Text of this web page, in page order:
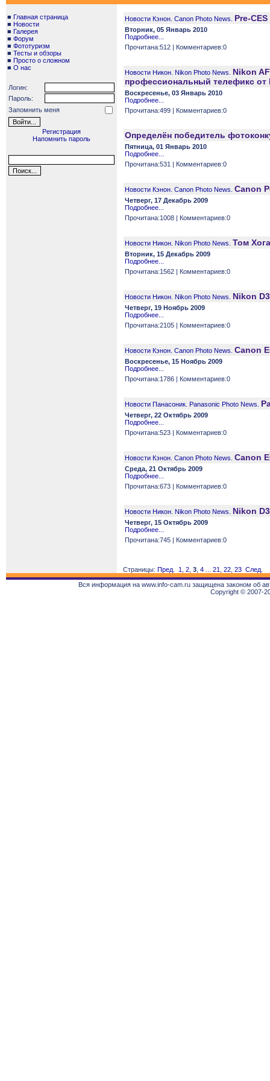
■ Главная страница
■ Новости
■ Галерея
■ Форум
■ Фототуризм
■ Тесты и обзоры
■ Просто о сложном
■ О нас
Логин:
Пароль:
Запомнить меня
Регистрация
Напомнить пароль
Новости Кэнон. Canon Photo News. Pre-
Вторник, 05 Январь 2010
Подробнее...
Прочитана:512 | Комментариев:0
Новости Никон. Nikon Photo News.
Nikon
профессиональный телефикс от
Воскресенье, 03 Январь 2010
Подробнее...
Прочитана:499 | Комментариев:0
Определён победитель
Пятница, 01 Январь 2010
Подробнее...
Прочитана:531 | Комментариев:0
Новости Кэнон. Canon Photo News. Canon
Четверг, 17 Декабрь 2009
Подробнее...
Прочитана:1008 | Комментариев:0
Новости Никон. Nikon Photo News. Том
Вторник, 15 Декабрь 2009
Подробнее...
Прочитана:1562 | Комментариев:0
Новости Никон. Nikon Photo News. Nikon
Четверг, 19 Ноябрь 2009
Подробнее...
Прочитана:2105 | Комментариев:0
Новости Кэнон. Canon Photo News. Canon
Воскресенье, 15 Ноябрь 2009
Подробнее...
Прочитана:1786 | Комментариев:0
Новости Панасоник. Panasonic Photo News.
Четверг, 22 Октябрь 2009
Подробнее...
Прочитана:523 | Комментариев:0
Новости Кэнон. Canon Photo News. Canon
Среда, 21 Октябрь 2009
Подробнее...
Прочитана:673 | Комментариев:0
Новости Никон. Nikon Photo News. Nikon
Четверг, 15 Октябрь 2009
Подробнее...
Прочитана:745 | Комментариев:0
Страницы: Пред. 1 2 3 4 21 22 23 След.
Вся информация на www.info-cam.ru защищена законом об
Copyright © 2007-